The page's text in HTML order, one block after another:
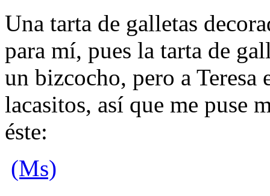
Una tarta de galletas
para mí, pues la tarta de
un bizcocho, pero a Teresa
lacasitos, así que me puse
éste:
(Ms)